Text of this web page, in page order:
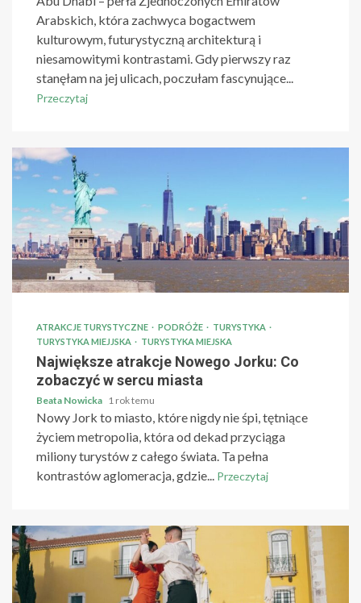
Arabskich, która zachwyca bogactwem
kulturowym, futurystyczną architekturą i
niesamowitymi kontrastami. Gdy pierwszy raz
stanęłam na jej ulicach, poczułam fascynujące...
Przeczytaj
ATRAKCJE TURYSTYCZNE PODRÓŻE
TURYSTYKA
TURYSTYKA MIEJJSKA
TURYSTYKA MIEJSKA
Największe atrakcje Nowego Jorku: Co
zobaczyć w sercu miasta
Beata Nowicka 1 rok temu
Nowy Jork to miasto, które nigdy nie śpi, tętniące
życiem metropolia, która od dekad przyciąga
miliony turystów z całego świata. Ta pełna
kontrastów aglomeracja, gdzie...
Przeczytaj